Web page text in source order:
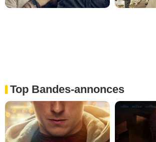
Top Bandes-annonces